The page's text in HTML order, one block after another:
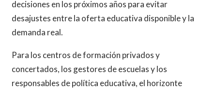
decisiones en los próximos años para evitar
desajustes entre la oferta educativa disponible y la
demanda real.
Para los centros de formación privados y
concertados, los gestores de escuelas y los
responsables de política educativa, el horizonte